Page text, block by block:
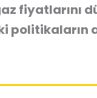
fiyatlarını
politikaların